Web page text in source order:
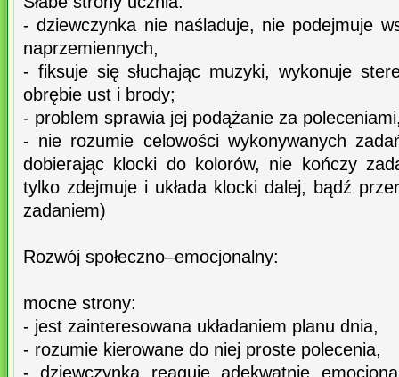
- dziewczynka nie naśladuje, nie podejmuje
naprzemiennych,
- fiksuje się słuchając muzyki, wykonuje
obrębie ust i brody;
- problem sprawia jej podążanie za
- nie rozumie celowości wykonywanych
dobierając klocki do kolorów, nie kończy
tylko zdejmuje i układa klocki dalej, bądź
zadaniem)
Rozwój społeczno–emocjonalny:
mocne strony:
- jest zainteresowana układaniem planu dnia,
- rozumie kierowane do niej proste polecenia,
- dziewczynka reaguje adekwatnie